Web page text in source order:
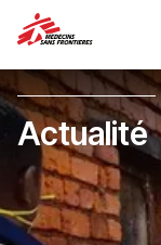
Actualité